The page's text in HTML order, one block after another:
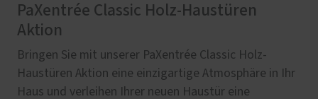
PaXentrée Classic Holz-Haustüren
Aktion
Bringen Sie mit unserer PaXentrée Classic Holz-
Haustüren Aktion eine einzigartige Atmosphäre in Ihr
Haus und verleihen Ihrer neuen Haustür eine